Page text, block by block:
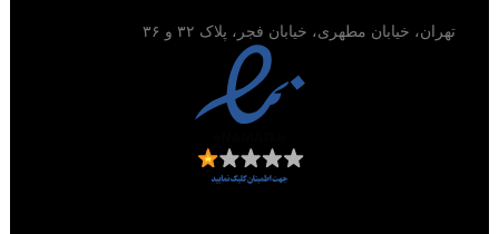
تهران، خیابان مطهری، خیابان فجر، پلاک ۳۲ و ۳۶